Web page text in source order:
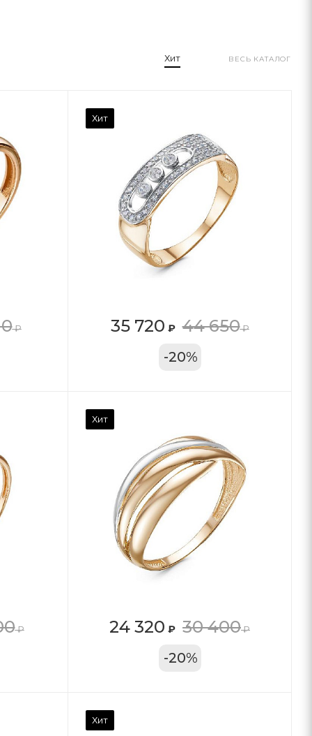
Хит ВЕСЬ КАТАЛОГ
₽
Хит
35 720 ₽ 44 650₽
-20%
₽
Хит
24 320 ₽ 30 400₽
-20%
Хит